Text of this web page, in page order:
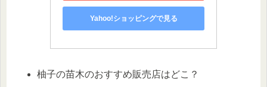
Yahoo!ショッピングで見る
柚子の苗木のおすすめ販売店はどこ？